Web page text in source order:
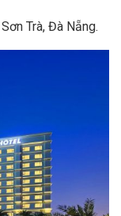
Trà, Đà Nẵng.